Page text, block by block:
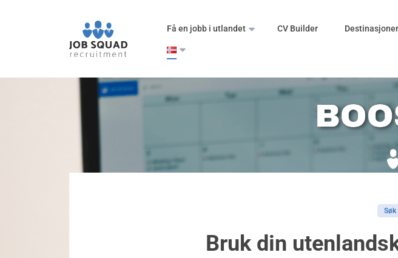
Få en jobb i utlandet CV Builder Destinasjoner
Søk
Bruk din